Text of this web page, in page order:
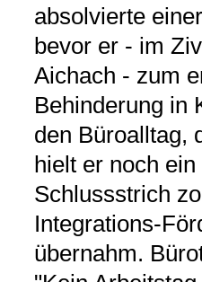
absolvierte
bevor er - im
Aichach - zum
Behinderung in
den Büroalltag,
hielt er noch
Schlussstrich
Integrations-
übernahm.